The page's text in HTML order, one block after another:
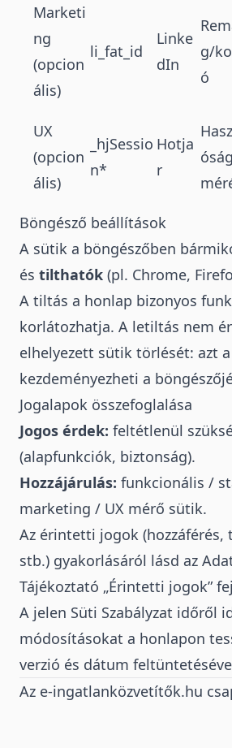
Marketi
ng
(opcion
ális)
li_fat_id
Linke
dIn
g/
ó
UX
(opcion
ális)
_hjSessio
n*
Hotja
r
Böngésző beállítások
A sütik a böngészőben
és tilthatók (pl. Chrome,
A tiltás a honlap bizonyos
korlátozhatja. A letiltás nem
elhelyezett sütik törlését: azt
kezdeményezheti a
Jogalapok összefoglalása
Jogos érdek: feltétlenül
(alapfunkciók, biztonság).
Hozzájárulás: funkcionális /
marketing / UX mérő sütik.
Az érintetti jogok (hozzáférés,
stb.) gyakorlásáról lásd az
Tájékoztató „Érintetti jogok”
A jelen Süti Szabályzat időről
módosításokat a honlapon
verzió és dátum
Az e-ingatlanközvetítők.hu